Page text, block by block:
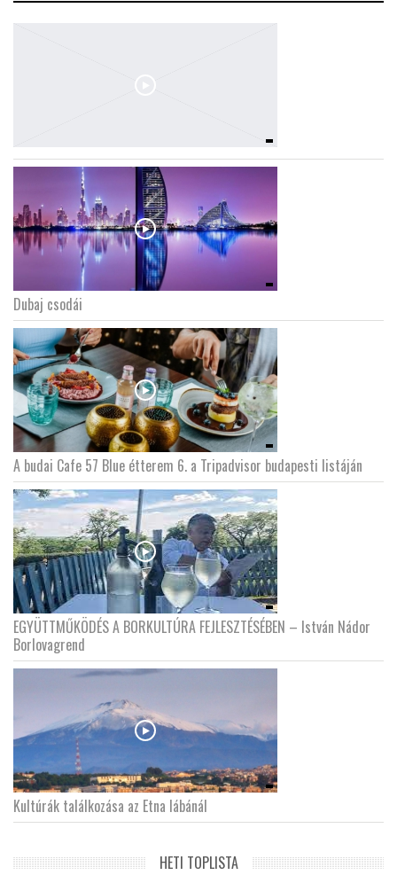
Dubaj csodái
A budai Cafe 57 Blue étterem 6. a Tripadvisor budapesti listáján
EGYÜTTMŰKÖDÉS A BORKULTÚRA FEJLESZTÉSÉBEN – István Nádor
Borlovagrend
Kultúrák találkozása az Etna lábánál
HETI TOPLISTA